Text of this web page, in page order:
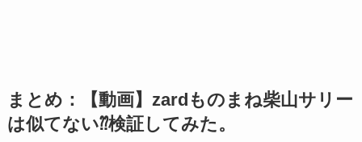
まとめ：【動画】zardものまね柴山サリー
は似てない⁇検証してみた。